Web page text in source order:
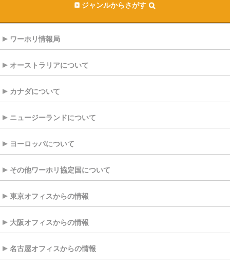
ジャンルからさがす
ワーホリ情報局
オーストラリアについて
カナダについて
ニュージーランドについて
ヨーロッパについて
その他ワーホリ協定国について
東京オフィスからの情報
大阪オフィスからの情報
名古屋オフィスからの情報